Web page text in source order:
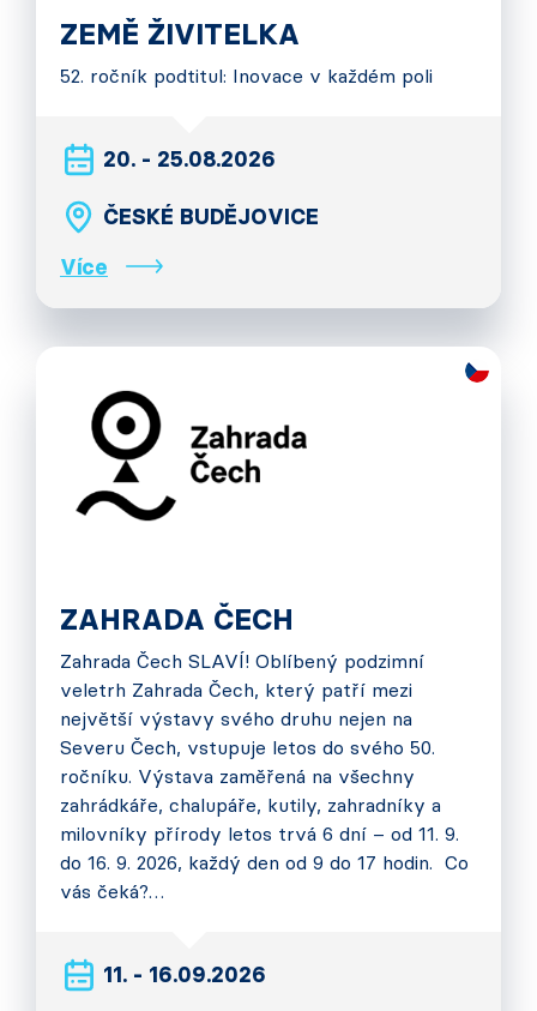
ZEMĚ ŽIVITELKA
52. ročník podtitul: Inovace v každém poli
20. - 25.08.2026
ČESKÉ BUDĚJOVICE
Více
ZAHRADA ČECH
Zahrada Čech SLAVÍ! Oblíbený podzimní
veletrh Zahrada Čech, který patří mezi
největší výstavy svého druhu nejen na
Severu Čech, vstupuje letos do svého 50.
ročníku. Výstava zaměřená na všechny
zahrádkáře, chalupáře, kutily, zahradníky a
milovníky přírody letos trvá 6 dní – od 11. 9.
do 16. 9. 2026, každý den od 9 do 17 hodin. Co
vás čeká?…
11. - 16.09.2026